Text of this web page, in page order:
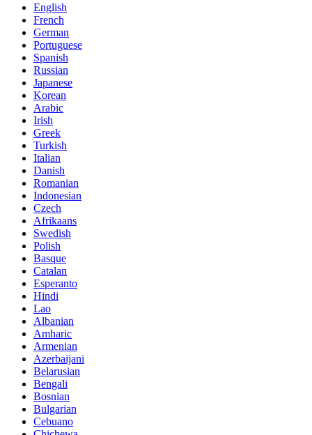
English
French
German
Portuguese
Spanish
Russian
Japanese
Korean
Arabic
Irish
Greek
Turkish
Italian
Danish
Romanian
Indonesian
Czech
Afrikaans
Swedish
Polish
Basque
Catalan
Esperanto
Hindi
Lao
Albanian
Amharic
Armenian
Azerbaijani
Belarusian
Bengali
Bosnian
Bulgarian
Cebuano